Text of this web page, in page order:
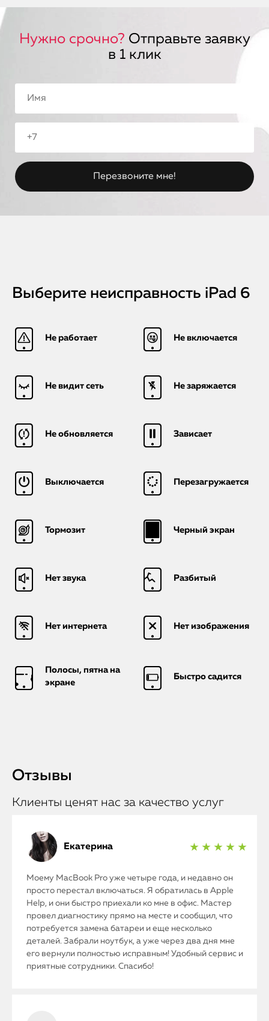
Нужно срочно? Отправьте заявку
в 1 клик
Выберите неисправность iPad 6
Не работает Не включается
Не видит сеть Не заряжается
Не обновляется Зависает
Выключается Перезагружается
Тормозит Черный экран
Нет звука Разбитый
Нет интернета Нет изображения
Полосы, пятна на
экране
Быстро садится
Отзывы
Клиенты ценят нас за качество услуг
Екатерина ★ ★ ★ ★ ★
Моему MacBook Pro уже четыре года, и недавно он
просто перестал включаться. Я обратилась в Apple
Help, и они быстро приехали ко мне в офис. Мастер
провел диагностику прямо на месте и сообщил, что
потребуется замена батареи и еще несколько
деталей. Забрали ноутбук, а уже через два дня мне
его вернули полностью исправным! Удобный сервис и
приятные сотрудники. Спасибо!